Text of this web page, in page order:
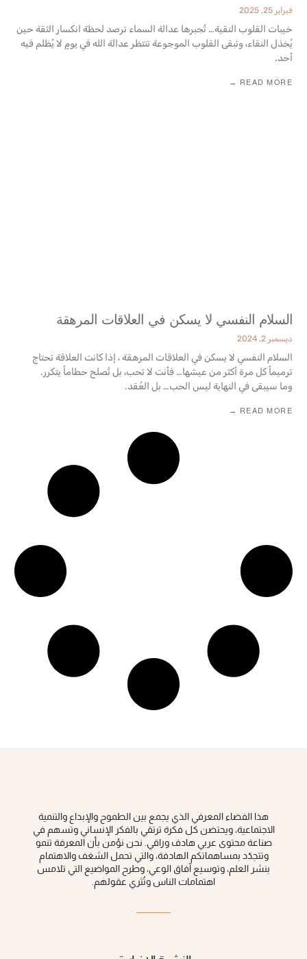
فبراير 25, 2025
خيبات القلوب النقية… تُجبرها عدالة السماء ترصد لحظة انكسار الثقة حين
يُخذل النقاء، وتبقى القلوب الموجوعة تنتظر عدالة الله في يومٍ لا يُظلم فيه
أحد.
READ MORE →
السلام النفسي لا يسكن في العلاقات المرهقة
ديسمبر 2, 2024
السلام النفسي لا يسكن في العلاقات المرهقة ، إذا كانت العلاقة تحتاج
ترميماً كل مرة أكثر من عيشها… فأنت لا تحب، بل تُصلح حطاماً يتكرر.
وما سيبقى في النهاية ليس الحب… بل العُقد.
READ MORE →
هذا الفضاء المعرفي الذي يجمع بين الطموح والإبداع والتنمية
الاجتماعية، ويحتضن كل فكرة ‏ترتقي بالفكر الإنساني وتسهم في
صناعة محتوى عربي هادف وراقي‎.‎ نحن نؤمن بأن المعرفة تنمو
وتتجدّد بمساهماتكم الهادفة، والتي تحمل الشغف والاهتمام
بنشر العلم، وتوسيع آفاق الوعي، ‏وطرح المواضيع التي تلامس
اهتمامات الناس وتُثري عقولهم‎.‎